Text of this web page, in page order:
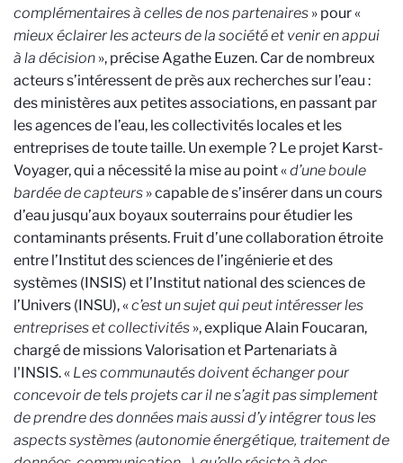
complémentaires à celles de nos partenaires » pour «
mieuxéclairer les acteurs de la société et venir en appui
à la décision », précise Agathe Euzen. Car de nombreux
acteurs s’intéressent de près aux recherches sur l’eau :
des ministères aux petites associations, en passant par
les agences de l’eau, les collectivités locales et les
entreprises de toute taille. Un exemple ? Le projet Karst-
Voyager, qui a nécessité la mise au point «d’une boule
bardée de capteurs » capable de s’insérer dans un cours
d’eau jusqu’aux boyaux souterrains pour étudier les
contaminants présents. Fruit d’une collaboration étroite
entre l’Institut des sciences de l’ingénierie et des
systèmes (INSIS) et l’Institut national des sciences de
l’Univers (INSU), «c’est un sujet qui peut intéresser les
entreprises et collectivités », explique Alain Foucaran,
chargé de missions Valorisation et Partenariats à
l'INSIS. « Les communautés doivent échanger pour
concevoir de tels projets car il ne s’agit pas simplement
de prendre des données mais aussi d’y intégrer tous les
aspects systèmes (autonomie énergétique, traitement de